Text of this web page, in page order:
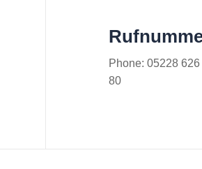
Phone: 05228 626
80